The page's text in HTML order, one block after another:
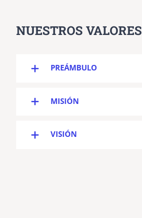
NUESTROS VALORES
PREÁMBULO
MISIÓN
VISIÓN